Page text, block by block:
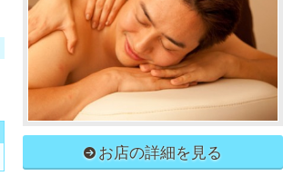
お店の詳細を見る